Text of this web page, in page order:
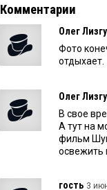
Комментарии
Олег
Фото
отдыхает.
Олег
В свое
А тут на
фильм
освежить
гость 3